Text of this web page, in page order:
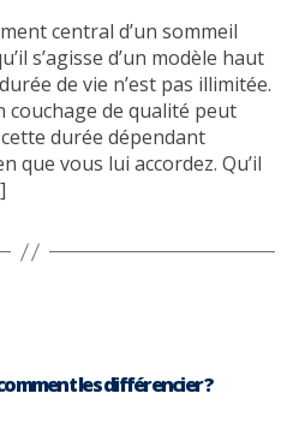
central d’un sommeil
s’agisse d’un modèle haut
de vie n’est pas illimitée.
couchage de qualité peut
durée dépendant
que vous lui accordez. Qu’il
les différencier ?